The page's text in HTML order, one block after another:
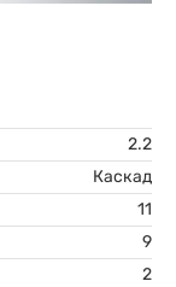
2.2
Каскад
11
9
2